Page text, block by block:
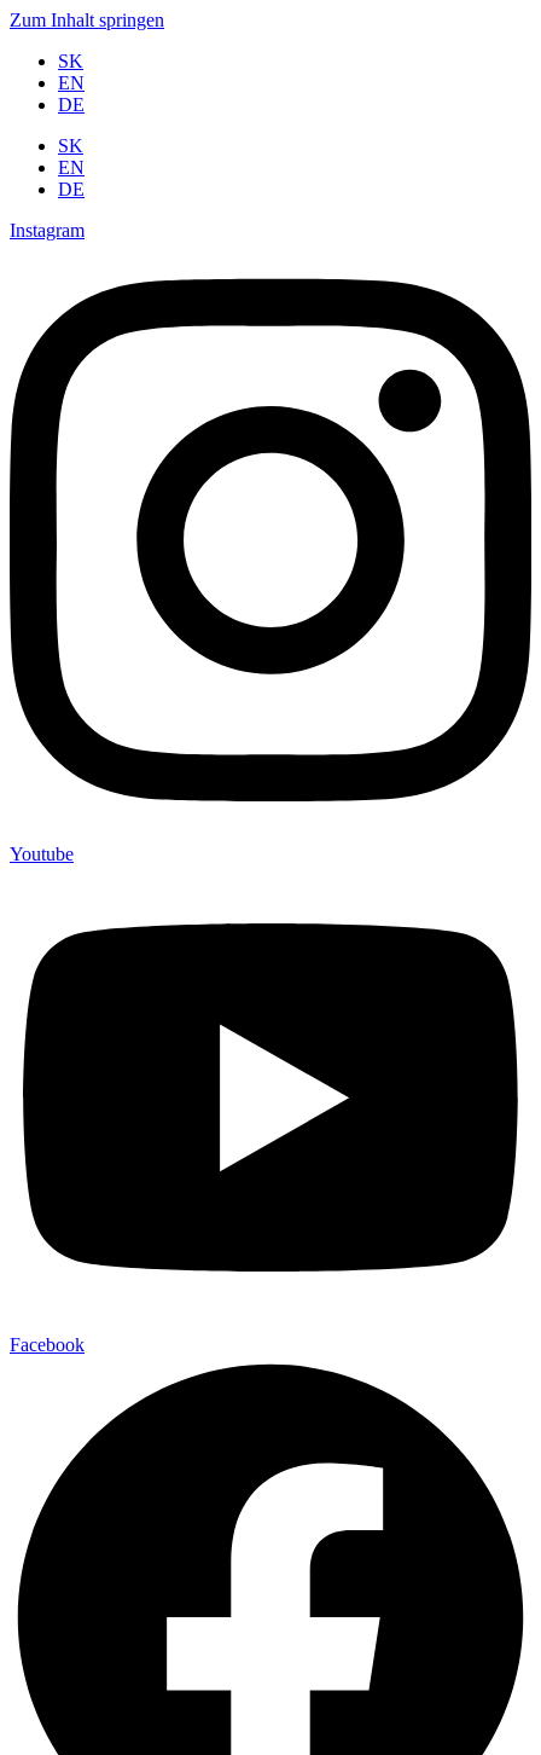
Zum Inhalt springen
SK
EN
DE
SK
EN
DE
Instagram
Youtube
Facebook